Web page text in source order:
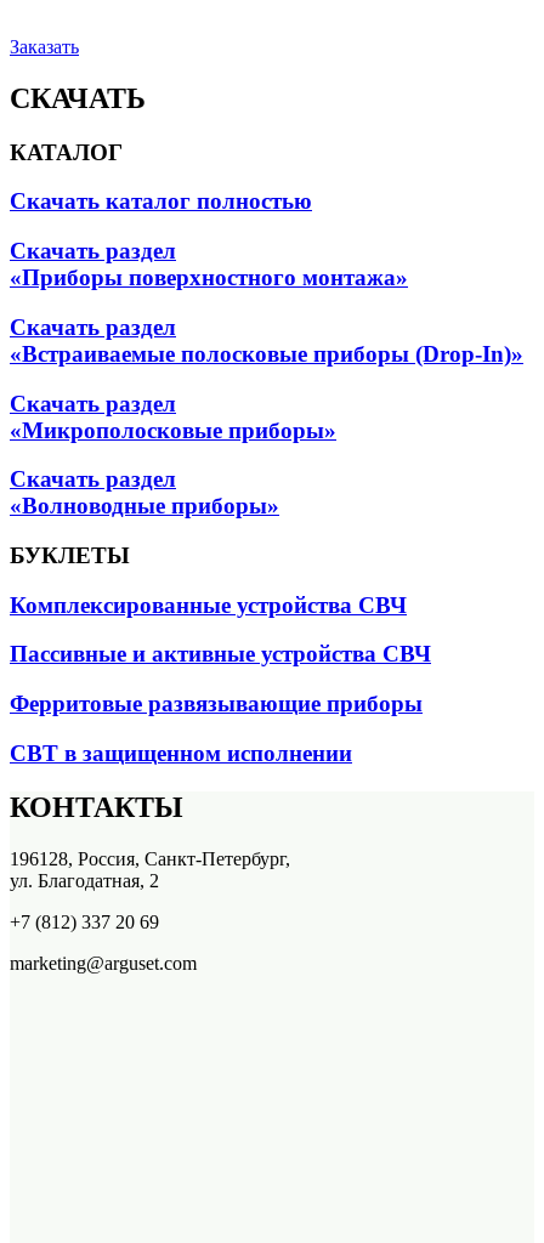
Заказать
СКАЧАТЬ
КАТАЛОГ
Скачать каталог полностью
Скачать раздел
«Приборы поверхностного монтажа»
Скачать раздел
«Встраиваемые полосковые приборы (Drop-In)»
Скачать раздел
«Микрополосковые приборы»
Скачать раздел
«Волноводные приборы»
БУКЛЕТЫ
Комплексированные устройства СВЧ
Пассивные и активные устройства СВЧ
Ферритовые развязывающие приборы
СВТ в защищенном исполнении
КОНТАКТЫ
196128, Россия, Санкт-Петербург,
ул. Благодатная, 2
+7 (812) 337 20 69
marketing@arguset.com